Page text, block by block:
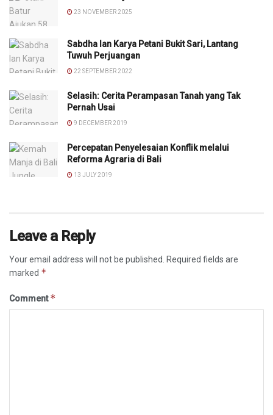
23 NOVEMBER 2025
Sabdha lan Karya Petani Bukit Sari, Lantang
Tuwuh Perjuangan
22 SEPTEMBER 2022
Selasih: Cerita Perampasan Tanah yang Tak
Pernah Usai
9 DECEMBER 2019
Percepatan Penyelesaian Konflik melalui
Reforma Agraria di Bali
13 JULY 2019
Leave a Reply
Your email address will not be published.
Required fields are
marked *
Comment*